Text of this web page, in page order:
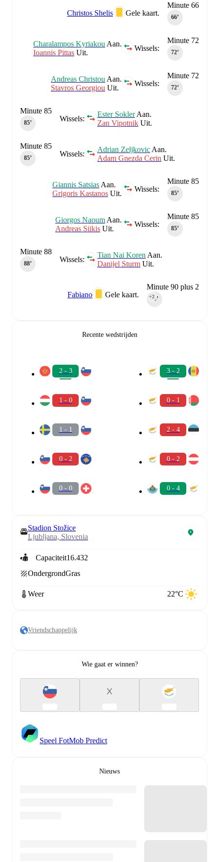
Minute 66
66‎’‎
Gele kaart.
Christos Shelis
Minute 72
72‎’‎
Wissels:
Charalampos Kyriakou Aan.
Ioannis Pittas Uit.
Minute 72
72‎’‎
Wissels:
Andreas Christou Aan.
Stavros Georgiou Uit.
Wissels:
Ester SoklerAan.
Zan Vipotnik Uit.
Minute 85
85‎’‎
Wissels:
Adrian Zeljkovic Aan.
Adam Gnezda Cerin Uit.
Minute 85
85‎’‎
Minute 85
85‎’‎
Wissels:
Giannis Satsias Aan.
Grigoris Kastanos Uit.
Minute 85
85‎’‎
Wissels:
Giorgos Naoum Aan.
Andreas Siikis Uit.
Wissels:
Tian Nai Koren Aan.
Danijel Sturm Uit.
Minute 88
88‎’‎
Minute 90 plus 2
90‎’‎
+2
Gele kaart.
Fabiano
Recente wedstrijden
2 - 3
1 - 0
1 - 1
0 - 2
0 - 0
3 - 2
0 - 1
2 - 4
0 - 2
0 - 4
Stadion Stožice
Ljubljana, Slovenia
Capaciteit16.432
OndergrondGras
Weer 22°C
Vriendschappelijk
Wie gaat er winnen?
X
Speel FotMob Predict
Nieuws